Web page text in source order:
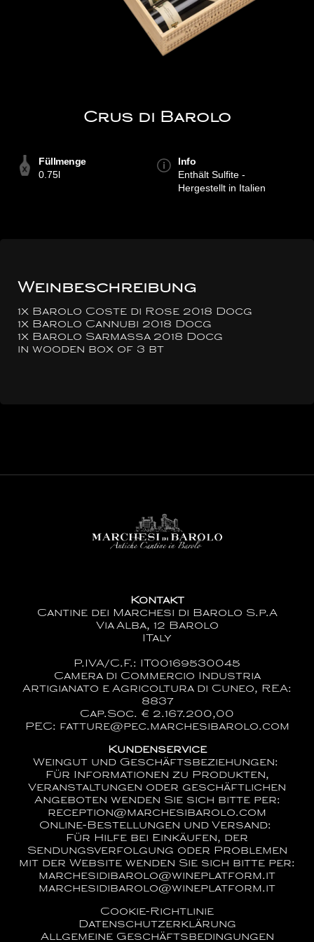
Crus di Barolo
Füllmenge
0.75l
Info
Enthält Sulfite -
Hergestellt in Italien
Weinbeschreibung
1x Barolo Coste di Rose 2018 Docg
1x Barolo Cannubi 2018 Docg
1x Barolo Sarmassa 2018 Docg
in wooden box of 3 bt
Kontakt
Cantine dei Marchesi di Barolo S.p.A
Via Alba, 12 Barolo
ITaly
P.IVA/C.F.: IT00169530045
Camera di Commercio Industria
Artigianato e Agricoltura di Cuneo, REA:
8837
Cap.Soc. € 2.167.200,00
PEC: fatture@pec.marchesibarolo.com
Kundenservice
Weingut und Geschäftsbeziehungen:
Für Informationen zu Produkten,
Veranstaltungen oder geschäftlichen
Angeboten wenden Sie sich bitte per:
reception@marchesibarolo.com
Online-Bestellungen und Versand:
Für Hilfe bei Einkäufen, der
Sendungsverfolgung oder Problemen
mit der Website wenden Sie sich bitte per:
marchesidibarolo@wineplatform.it
marchesidibarolo@wineplatform.it
Cookie-Richtlinie
Datenschutzerklärung
Allgemeine Geschäftsbedingungen